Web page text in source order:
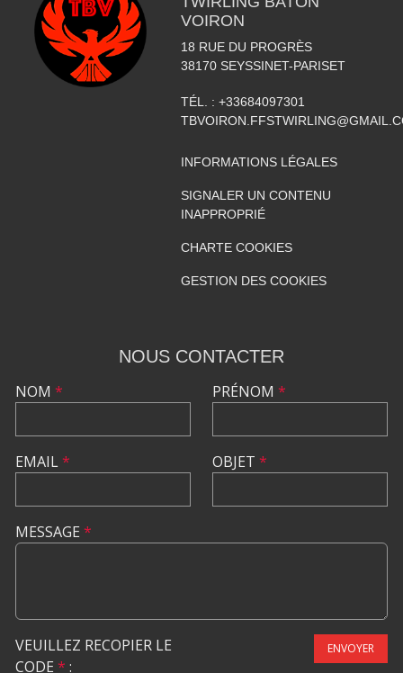
VOIRON
18 RUE DU PROGRÈS
38170 SEYSSINET-PARISET
TÉL. : +33684097301
INFORMATIONS LÉGALES
SIGNALER UN CONTENU
INAPPROPRIÉ
CHARTE COOKIES
GESTION DES COOKIES
NOUS CONTACTER
NOM *
EMAIL*
PRÉNOM *
OBJET *
MESSAGE *
VEUILLEZ RECOPIER LE
CODE * :
ENVOYER